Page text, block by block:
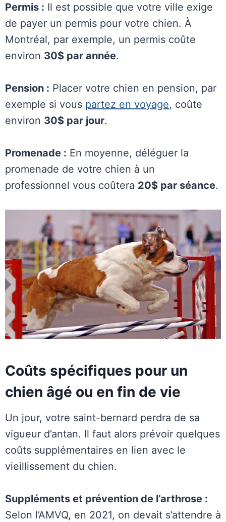
Permis : Il est possible que votre ville exige
de payer un permis pour votre chien. À
Montréal, par exemple, un permis coûte
environ 30$ par année.
Pension : Placer votre chien en pension, par
exemple si vous partez en voyage, coûte
environ 30$ par jour.
Promenade : En moyenne, déléguer la
promenade de votre chien à un
professionnel vous coûtera 20$ par séance.
Coûts spécifiques pour un
chien âgé ou en fin de vie
Un jour, votre saint-bernard perdra de sa
vigueur d’antan. Il faut alors prévoir quelques
coûts supplémentaires en lien avec le
vieillissement du chien.
Suppléments et prévention de l’arthrose :
Selon l’AMVQ, en 2021, on devait s’attendre à